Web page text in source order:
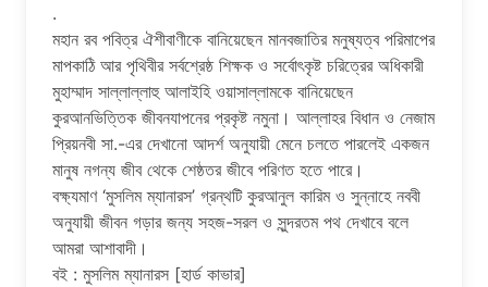
.
মহান রব পবিত্র ঐশীবাণীকে বানিয়েছেন মানবজাতির মনুষ্যত্ব পরিমাপের
মাপকাঠি আর পৃথিবীর সর্বশ্রেষ্ঠ শিক্ষক ও সর্বোৎকৃষ্ট চরিত্রের অধিকারী
মুহাম্মাদ সাল্লাল্লাহু আলাইহি ওয়াসাল্লামকে বানিয়েছেন
কুরআনভিত্তিক জীবনযাপনের প্রকৃষ্ট নমুনা। আল্লাহর বিধান ও নেজাম
প্রিয়নবী সা.-এর দেখানো আদর্শ অনুযায়ী মেনে চলতে পারলেই একজন
মানুষ নগন্য জীব থেকে শেষ্ঠতর জীবে পরিণত হতে পারে।
বক্ষ্যমাণ ‘মুসলিম ম্যানারস’ গ্রন্থটি কুরআনুল কারিম ও সুন্নাহে নববী
অনুযায়ী জীবন গড়ার জন্য সহজ-সরল ও সুন্দরতম পথ দেখাবে বলে
আমরা আশাবাদী।
বই : মুসলিম ম্যানারস [হার্ড কাভার]